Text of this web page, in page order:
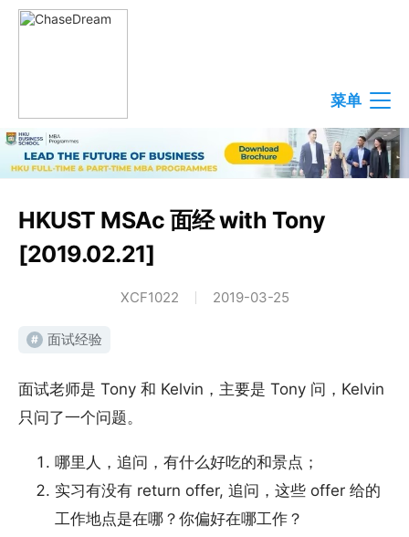
菜单
HKUST MSAc 面经 with Tony
[2019.02.21]
XCF1022 2019-03-25
# 面试经验
面试老师是 Tony 和 Kelvin，主要是 Tony 问，Kelvin
只问了一个问题。
哪里人，追问，有什么好吃的和景点；
实习有没有 return offer, 追问，这些 offer 给的
工作地点是在哪？你偏好在哪工作？